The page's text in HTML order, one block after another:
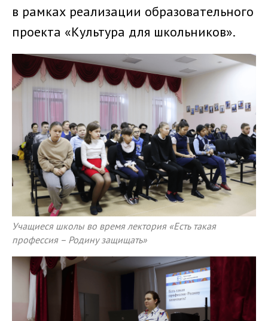
в рамках реализации образовательного
проекта «Культура для школьников».
Учащиеся школы во время лектория «Есть такая
профессия – Родину защищать»